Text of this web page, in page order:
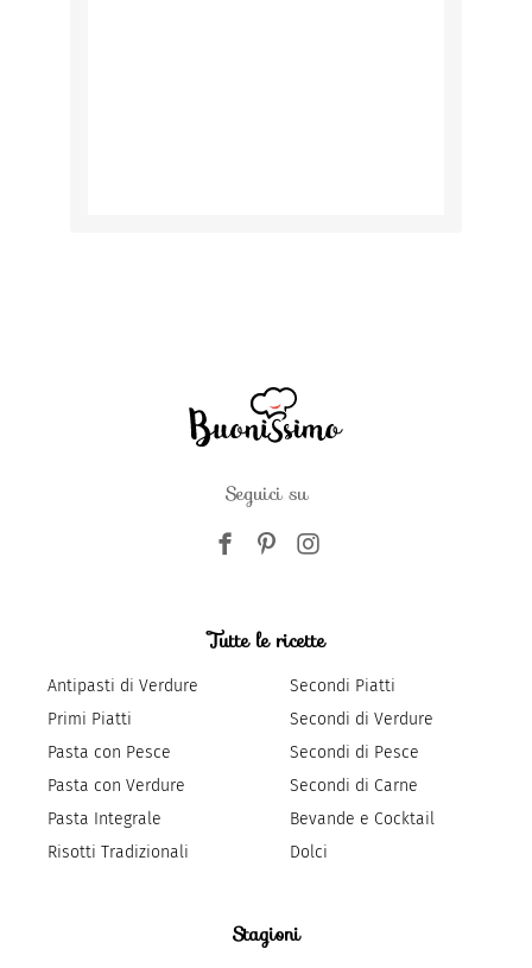
Seguici su
Tutte le ricette
Antipasti di Verdure
Primi Piatti
Pasta con Pesce
Pasta con Verdure
Pasta Integrale
Risotti Tradizionali
Secondi Piatti
Secondi di Verdure
Secondi di Pesce
Secondi di Carne
Bevande e Cocktail
Dolci
Stagioni